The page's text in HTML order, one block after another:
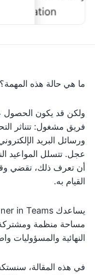
ما هي حالة هذه
ولكن قد يكون الحصول
فريق مشغول: تتناثر
ورسائل البريد
عجل. تتسلل المواعيد
أن تعرف ذلك، تقضي
القيام به.
مساحة منظمة ومشتركة
النهائية والمسؤوليات